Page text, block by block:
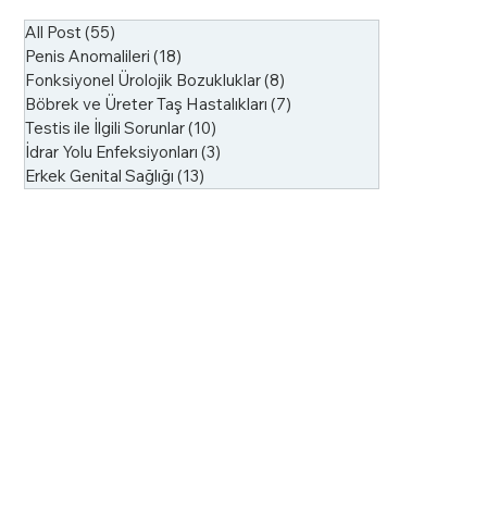
All Post (55)
Penis Anomalileri (18)
Fonksiyonel Ürolojik Bozukluklar(8)
Böbrek ve Üreter Taş Hastalıkları (7)
Testis ile İlgili Sorunlar(10)
İdrar Yolu Enfeksiyonları (3)
Erkek Genital Sağlığı (13)